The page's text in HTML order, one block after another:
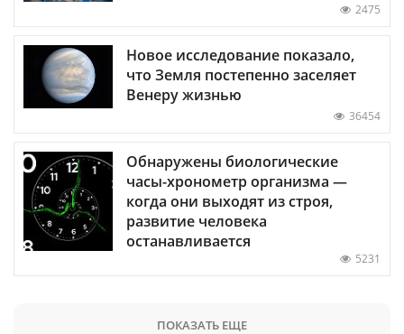
2475
Новое исследование показало,
что Земля постепенно заселяет
Венеру жизнью
36454
Обнаружены биологические
часы-хронометр организма —
когда они выходят из строя,
развитие человека
останавливается
5231
ПОКАЗАТЬ ЕЩЕ